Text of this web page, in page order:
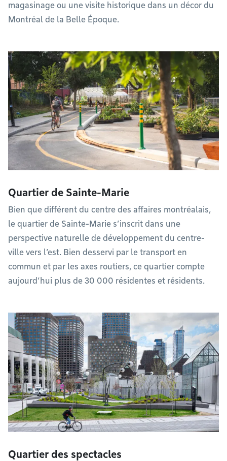
magasinage ou une visite historique dans un décor du
Montréal de la Belle Époque.
Quartier de Sainte-Marie
Bien que différent du centre des affaires montréalais,
le quartier de Sainte-Marie s’inscrit dans une
perspective naturelle de développement du centre-
ville vers l’est. Bien desservi par le transport en
commun et par les axes routiers, ce quartier compte
aujourd’hui plus de 30 000 résidentes et résidents.
Quartier des spectacles